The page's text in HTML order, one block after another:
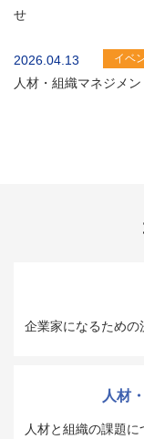
せ
2026.04.13 イベ
人材・組織マネジメ
企業家になるための
人材
人材と組織の課題